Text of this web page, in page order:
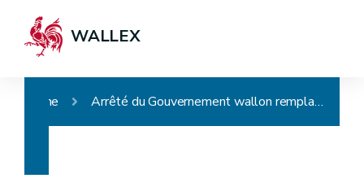
WALLEX
Home Arrêté du Gouvernement wallon remplaçant la partie réglementaire du Code wallon du Patrimoine et portant des dispositions diverses